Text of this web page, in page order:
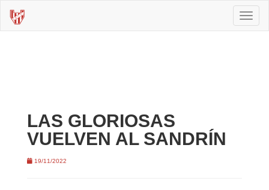
LAS GLORIOSAS
VUELVEN AL SANDRÍN
19/11/2022